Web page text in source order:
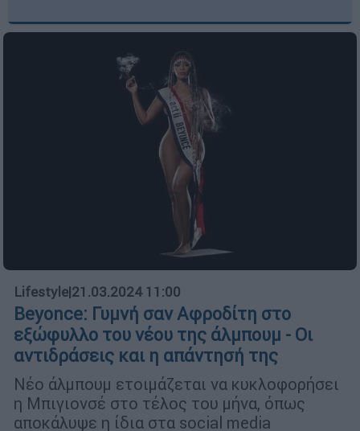
Lifestyle|21.03.2024 11:00
Beyonce: Γυμνή σαν Αφροδίτη στο
εξώφυλλο του νέου της άλμπουμ - Οι
αντιδράσεις και η απάντησή της
Νέο άλμπουμ ετοιμάζεται να κυκλοφορήσει
η Μπιγιονσέ στο τέλος του μήνα, όπως
αποκάλυψε η ίδια στα social media